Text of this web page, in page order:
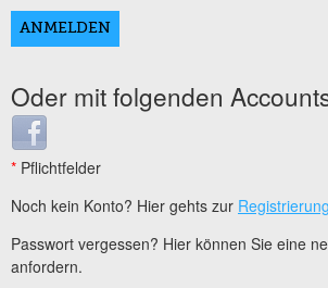
Oder mit folgenden
Login with Facebook
* Pflichtfelder
Noch kein Konto? Hier gehts zur Registrierung
Passwort vergessen? Hier können Sie eine
anfordern.